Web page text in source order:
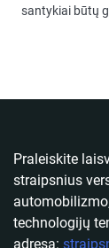
santykiai būtų
Praleiskite
straipsnius
technologijų
adresą: